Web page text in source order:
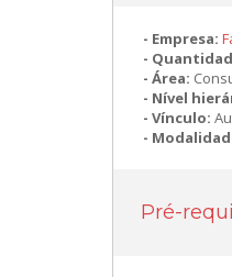
Empresa:
Área:
Nível
Vínculo:
Pré-